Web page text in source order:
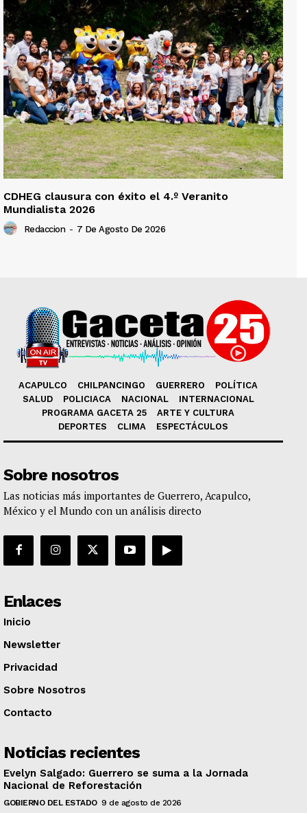
CDHEG clausura con éxito el 4.º Veranito
Mundialista 2026
Redaccion - 7 De Agosto De 2026
ACAPULCO CHILPANCINGO GUERRERO
POLÍTICA
SALUD
POLICIACA NACIONAL
INTERNACIONAL
PROGRAMA GACETA 25
ARTE Y CULTURA
DEPORTES
CLIMA ESPECTÁCULOS
Sobre nosotros
Las noticias más importantes de Guerrero, Acapulco,
México y el Mundo con un análisis directo
Enlaces
Inicio
Newsletter
Privacidad
Sobre Nosotros
Contacto
Noticias recientes
Evelyn Salgado: Guerrero se suma a la Jornada
Nacional de Reforestación
GOBIERNO DEL ESTADO 9 de agosto de 2026